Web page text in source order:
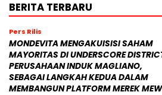
BERITA TERBARU
Pers Rilis
MONDEVITA MENGAKUISISI SAHAM
MAYORITAS DI UNDERSCORE
PERUSAHAAN INDUK MAGLIANO,
SEBAGAI LANGKAH KEDUA DALAM
MEMBANGUN PLATFORM MEREK